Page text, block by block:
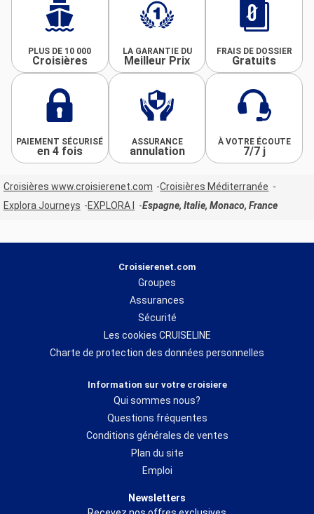
PLUS DE 10 000
Croisières
LA GARANTIE DU
Meilleur Prix
FRAIS DE DOSSIER
Gratuits
PAIEMENT SÉCURISÉ
en 4 fois
ASSURANCE
annulation
À VOTRE ÉCOUTE
7/7 j
Croisières www.croisierenet.com
Croisières Méditerranée
Explora Journeys
EXPLORA I Espagne, Italie, Monaco, France
Croisierenet.com
Groupes
Assurances
Sécurité
Les cookies CRUISELINE
Charte de protection des données personnelles
Information sur votre croisiere
Qui sommes nous?
Questions fréquentes
Conditions générales de ventes
Plan du site
Emploi
Newsletters